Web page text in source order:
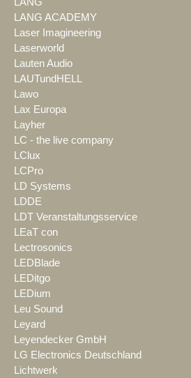
LANG ACADEMY
Laser Imagineering
Laserworld
Lauten Audio
LAUTundHELL
Lawo
Lax Europa
Layher
LC - the live company
LClux
LCPro
LD Systems
LDDE
LDT Veranstaltungsservice
LEaT con
Lectrosonics
LEDBlade
LEDitgo
LEDium
Leu Sound
Leyard
Leyendecker GmbH
LG Electronics Deutschland
Lichtwerk